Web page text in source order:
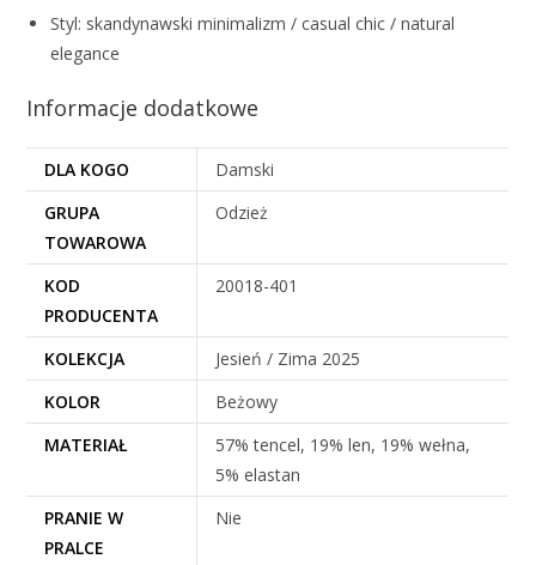
Styl: skandynawski minimalizm / casual chic / natural
elegance
Informacje dodatkowe
DLA KOGO
Damski
GRUPA
TOWAROWA
Odzież
KOD
PRODUCENTA
20018-401
KOLEKCJA
Jesień / Zima 2025
KOLOR
Beżowy
MATERIAŁ
57% tencel, 19% len, 19% wełna,
5% elastan
PRANIE W
PRALCE
Nie